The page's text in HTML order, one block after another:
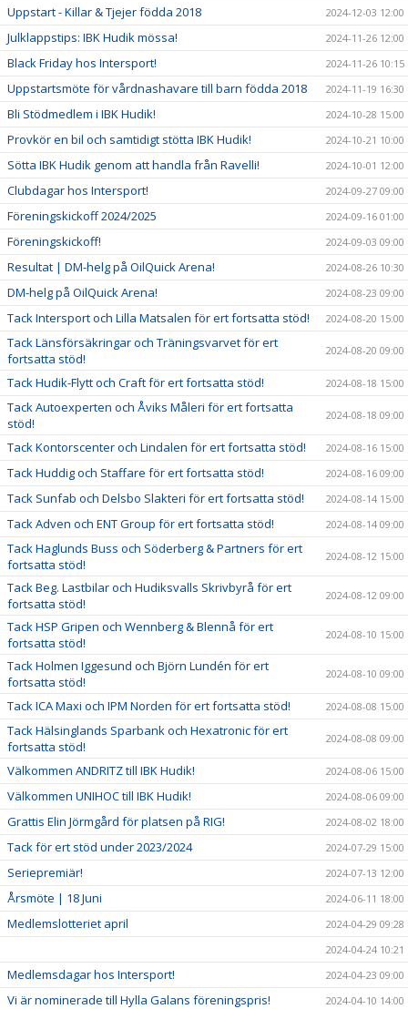
Uppstart - Killar & Tjejer födda 2018 2024-12-03 12:00
Julklappstips: IBK Hudik mössa! 2024-11-26 12:00
Black Friday hos Intersport! 2024-11-26 10:15
Uppstartsmöte för vårdnashavare till barn födda 2018 2024-11-19 16:30
Bli Stödmedlem i IBK Hudik! 2024-10-28 15:00
Provkör en bil och samtidigt stötta IBK Hudik! 2024-10-21 10:00
Sötta IBK Hudik genom att handla från Ravelli! 2024-10-01 12:00
Clubdagar hos Intersport! 2024-09-27 09:00
Föreningskickoff 2024/2025 2024-09-16 01:00
Föreningskickoff! 2024-09-03 09:00
Resultat | DM-helg på OilQuick Arena! 2024-08-26 10:30
DM-helg på OilQuick Arena! 2024-08-23 09:00
Tack Intersport och Lilla Matsalen för ert fortsatta stöd! 2024-08-20 15:00
Tack Länsförsäkringar och Träningsvarvet för ert
fortsatta stöd!
2024-08-20 09:00
Tack Hudik-Flytt och Craft för ert fortsatta stöd! 2024-08-18 15:00
Tack Autoexperten och Åviks Måleri för ert fortsatta
stöd!
2024-08-18 09:00
Tack Kontorscenter och Lindalen för ert fortsatta stöd! 2024-08-16 15:00
Tack Huddig och Staffare för ert fortsatta stöd! 2024-08-16 09:00
Tack Sunfab och Delsbo Slakteri för ert fortsatta stöd! 2024-08-14 15:00
Tack Adven och ENT Group för ert fortsatta stöd! 2024-08-14 09:00
Tack Haglunds Buss och Söderberg & Partners för ert
fortsatta stöd!
2024-08-12 15:00
Tack Beg. Lastbilar och Hudiksvalls Skrivbyrå för ert
fortsatta stöd!
2024-08-12 09:00
Tack HSP Gripen och Wennberg & Blennå för ert
fortsatta stöd!
2024-08-10 15:00
Tack Holmen Iggesund och Björn Lundén för ert
fortsatta stöd!
2024-08-10 09:00
Tack ICA Maxi och IPM Norden för ert fortsatta stöd! 2024-08-08 15:00
Tack Hälsinglands Sparbank och Hexatronic för ert
fortsatta stöd!
2024-08-08 09:00
Välkommen ANDRITZ till IBK Hudik! 2024-08-06 15:00
Välkommen UNIHOC till IBK Hudik! 2024-08-06 09:00
Grattis Elin Jörmgård för platsen på RIG! 2024-08-02 18:00
Tack för ert stöd under 2023/2024 2024-07-29 15:00
Seriepremiär! 2024-07-13 12:00
Årsmöte | 18 Juni 2024-06-11 18:00
Medlemslotteriet april
2024-04-29 09:28
2024-04-24 10:21
Medlemsdagar hos Intersport! 2024-04-23 09:00
Vi är nominerade till Hylla Galans föreningspris! 2024-04-10 14:00